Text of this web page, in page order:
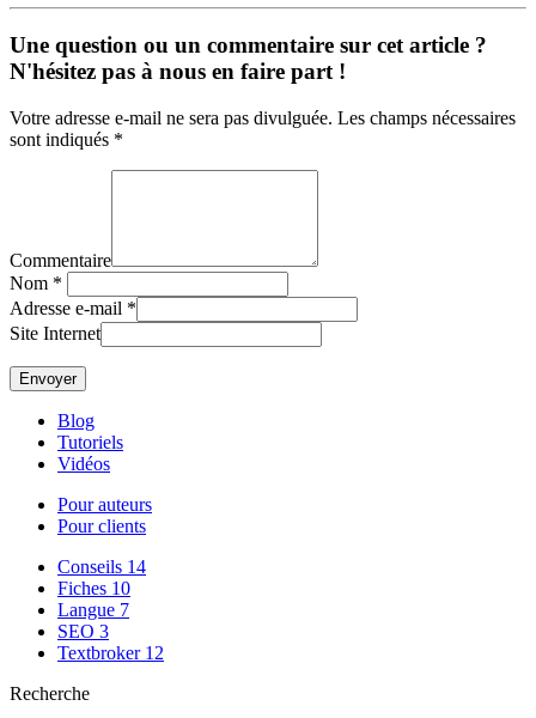
Une question ou un commentaire sur cet article ?
N'hésitez pas à nous en faire part !
Votre adresse e-mail ne sera pas divulguée. Les champs nécessaires
sont indiqués *
Commentaire
Nom *
Adresse e-mail *
Site Internet
Blog
Tutoriels
Vidéos
Pour auteurs
Pour clients
Conseils 14
Fiches 10
Langue 7
SEO 3
Textbroker 12
Recherche